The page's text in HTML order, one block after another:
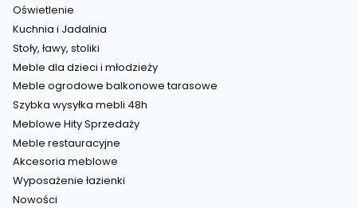
Oświetlenie
Kuchnia i Jadalnia
Stoły, ławy, stoliki
Meble dla dzieci i młodzieży
Meble ogrodowe balkonowe tarasowe
Szybka wysyłka mebli 48h
Meblowe Hity Sprzedaży
Meble restauracyjne
Akcesoria meblowe
Wyposażenie łazienki
Nowości